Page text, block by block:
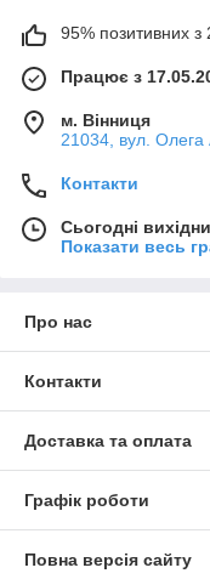
95% позитивних з
Працює з
м. Вінниця
21034, вул. Олега
Контакти
Сьогодні
Показати весь
Про нас
Контакти
Доставка та оплата
Графік роботи
Повна версія сайту